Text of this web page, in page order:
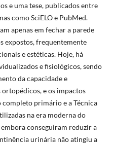
e uma tese, publicados entre
como SciELO e PubMed.
apenas em fechar a parede
expostos, frequentemente
e estéticas. Hoje, há
e fisiológicos, sendo
da capacidade e
e os impactos
primário e a Técnica
na era moderna do
conseguiram reduzir a
urinária não atingiu a